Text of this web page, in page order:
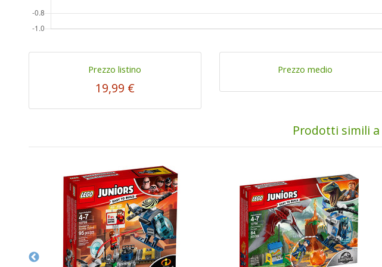
Prezzo listino
19,99 €
Prezzo medio
Prodotti simili